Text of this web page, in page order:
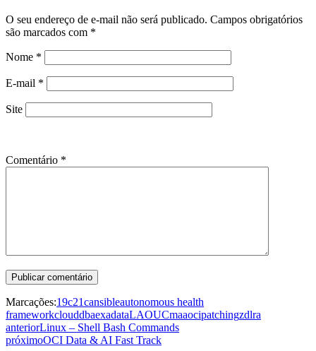
O seu endereço de e-mail não será publicado. Campos obrigatórios
são marcados com *
Nome *
E-mail *
Site
Comentário *
Marcações:19c21cansibleautonomous health
frameworkclouddbaexadataLAOUCmaaocipatchingzdlra
anteriorLinux – Shell Bash Commands
próximoOCI Data & AI Fast Track